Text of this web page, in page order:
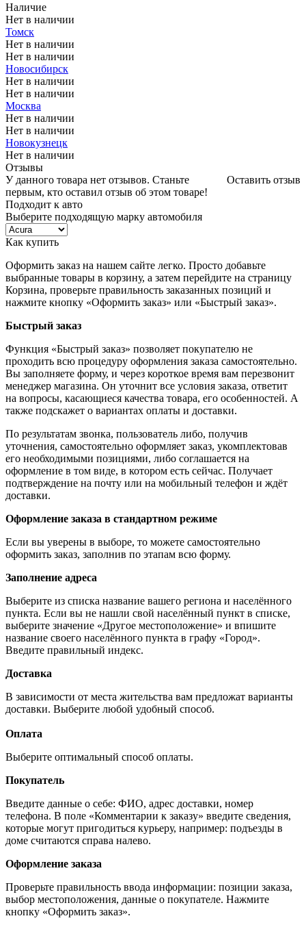
Наличие
Нет в наличии
Томск
Нет в наличии
Нет в наличии
Новосибирск
Нет в наличии
Нет в наличии
Москва
Нет в наличии
Нет в наличии
Новокузнецк
Нет в наличии
Отзывы
Оставить отзыв
У данного товара нет отзывов. Станьте
первым, кто оставил отзыв об этом товаре!
Подходит к авто
Выберите подходящую марку автомобиля
Как купить
Оформить заказ на нашем сайте легко. Просто добавьте
выбранные товары в корзину, а затем перейдите на страницу
Корзина, проверьте правильность заказанных позиций и
нажмите кнопку «Оформить заказ» или «Быстрый заказ».
Быстрый заказ
Функция «Быстрый заказ» позволяет покупателю не
проходить всю процедуру оформления заказа самостоятельно.
Вы заполняете форму, и через короткое время вам перезвонит
менеджер магазина. Он уточнит все условия заказа, ответит
на вопросы, касающиеся качества товара, его особенностей. А
также подскажет о вариантах оплаты и доставки.
По результатам звонка, пользователь либо, получив
уточнения, самостоятельно оформляет заказ, укомплектовав
его необходимыми позициями, либо соглашается на
оформление в том виде, в котором есть сейчас. Получает
подтверждение на почту или на мобильный телефон и ждёт
доставки.
Оформление заказа в стандартном режиме
Если вы уверены в выборе, то можете самостоятельно
оформить заказ, заполнив по этапам всю форму.
Заполнение адреса
Выберите из списка название вашего региона и населённого
пункта. Если вы не нашли свой населённый пункт в списке,
выберите значение «Другое местоположение» и впишите
название своего населённого пункта в графу «Город».
Введите правильный индекс.
Доставка
В зависимости от места жительства вам предложат варианты
доставки. Выберите любой удобный способ.
Оплата
Выберите оптимальный способ оплаты.
Покупатель
Введите данные о себе: ФИО, адрес доставки, номер
телефона. В поле «Комментарии к заказу» введите сведения,
которые могут пригодиться курьеру, например: подъезды в
доме считаются справа налево.
Оформление заказа
Проверьте правильность ввода информации: позиции заказа,
выбор местоположения, данные о покупателе. Нажмите
кнопку «Оформить заказ».